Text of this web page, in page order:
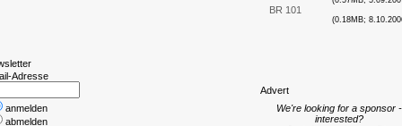
Adresse
anmelden
abmelden
BR 101
(0.18MB;
Advert
We're looking for a sponsor -
interested?